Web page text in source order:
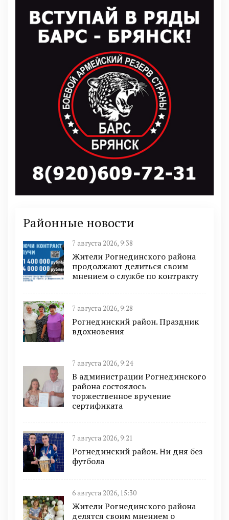
Районные новости
7 августа 2026, 9:38
Жители Рогнединского района
продолжают делиться своим
мнением о службе по контракту
7 августа 2026, 9:28
Рогнединский район. Праздник
вдохновения
7 августа 2026, 9:24
В администрации Рогнединского
района состоялось
торжественное вручение
сертификата
7 августа 2026, 9:21
Рогнединский район. Ни дня без
футбола
6 августа 2026, 15:30
Жители Рогнединского района
делятся своим мнением о